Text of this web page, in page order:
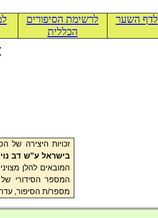
לדף השער
לרשימת הסיפורים
הכללית
זכויות היצירה של
בישראל ע"ש דב
המובאים להלן
המספר הסידורי
מספר/ת הסיפור,